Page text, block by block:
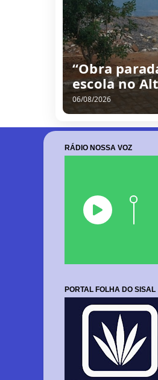
“Obra
escola no
06/08/2026
RÁDIO NOSSA VOZ
PORTAL FOLHA DO SISAL